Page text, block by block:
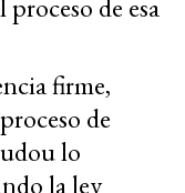
firme,
de
lo
la ley